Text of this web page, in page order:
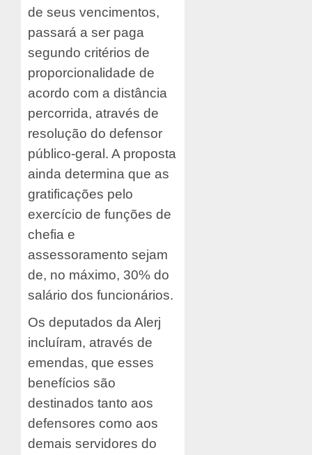
de seus vencimentos,
passará a ser paga
segundo critérios de
proporcionalidade de
acordo com a distância
percorrida, através de
resolução do defensor
público-geral. A proposta
ainda determina que as
gratificações pelo
exercício de funções de
chefia e
assessoramento sejam
de, no máximo, 30% do
salário dos funcionários.
Os deputados da Alerj
incluíram, através de
emendas, que esses
benefícios são
destinados tanto aos
defensores como aos
demais servidores do